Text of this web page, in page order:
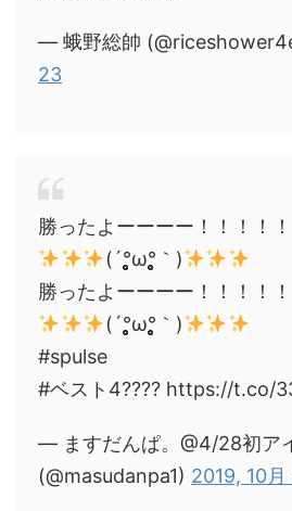
— 蛾野総帥
23
勝ったよーーーー！！！！！
(´°̥̥̥̥̥̥̥̥ω°̥̥̥̥̥̥̥̥｀)
勝ったよーーーー！！！！！
(´°̥̥̥̥̥̥̥̥ω°̥̥̥̥̥̥̥̥｀)
#spulse
#ベスト4???? https://t.co/
— ますだんぱ。@4/28初ア
(@masudanpa1) 2019, 10